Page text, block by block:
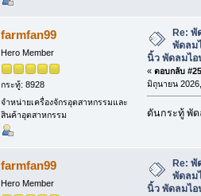
farmfan99
Hero Member
กระทู้: 8928
จำหน่ายเครื่องจักรอุตสาหกรรมและ
สินค้าอุตสาหกรรม
Re:
พัดลม
นิ้ว พัดลมไ
« ตอบกลับ
มิถุนายน
ดันกระทู้ พั
farmfan99
Hero Member
Re:
พัดลม
นิ้ว พัดลมไ